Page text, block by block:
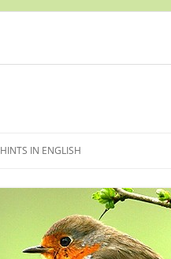
Inhalt
HINTS IN ENGLISH